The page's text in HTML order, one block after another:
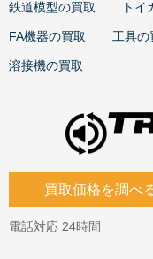
買取価格を調べ
電話対応 24時間
鉄道模型の買取 トイ
FA機器の買取 工具の
溶接機の買取